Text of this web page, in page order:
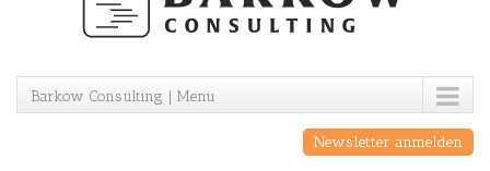
Barkow Consulting | Menu
Newsletter anmelden